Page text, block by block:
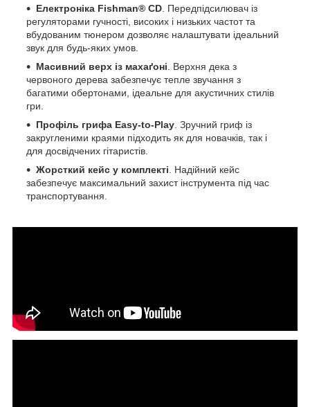
Електроніка Fishman® CD . Передпідсилювач із
регуляторами гучності, високих і низьких частот та
вбудованим тюнером дозволяє налаштувати ідеальний
звук для будь-яких умов.
Масивний верх із махаґоні . Верхня дека з
червоного дерева забезпечує тепле звучання з
багатими обертонами, ідеальне для акустичних стилів
гри.
Профіль грифа Easy-to-Play . Зручний гриф із
закругленими краями підходить як для новачків, так і
для досвідчених гітаристів.
Жорсткий кейс у комплекті . Надійний кейс
забезпечує максимальний захист інструмента під час
транспортування.